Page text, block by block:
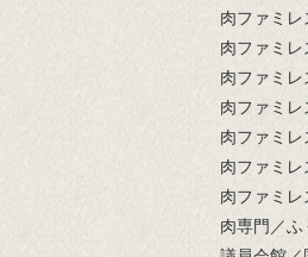
肉ファミレ
肉ファミ
肉ファミレ
肉ファミ
肉ファミレ
肉ファミ
肉ファミ
肉専門／